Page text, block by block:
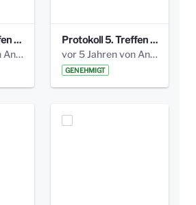
Protokoll 6 Treffen 20150205 AG Bismarckplatz.pdf
vor 5 Jahren von Anni Schlumberger
Protokoll 5. Treffen 20141208 AG Bismarkplatz.pdf
vor 5 Jahren von Anni Schlumberger
GENEHMIGT